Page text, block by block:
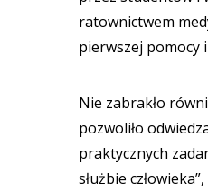
ratownictwem
pierwszej pomocy
Nie zabrakło
pozwoliło
praktycznych
służbie